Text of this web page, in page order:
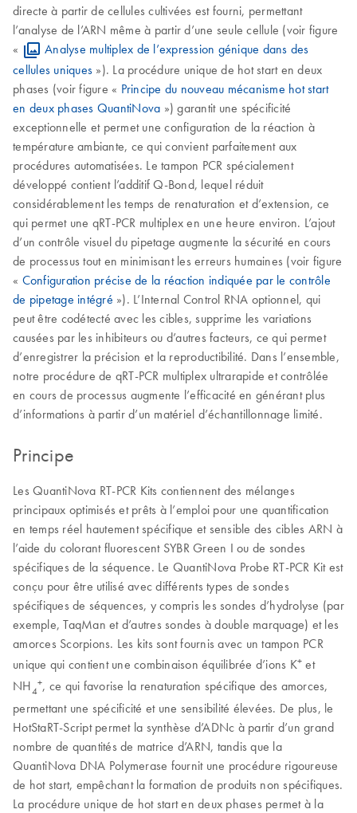
directe à partir de cellules cultivées est fourni, permettant
l’analyse de l’ARN même à partir d’une seule cellule (voir figure
«
Analyse multiplex de l’expression génique dans des
cellules uniques »). La procédure unique de hot start en deux
phases (voir figure « Principe du nouveau mécanisme hot start
en deux phases QuantiNova ») garantit une spécificité
exceptionnelle et permet une configuration de la réaction à
température ambiante, ce qui convient parfaitement aux
procédures automatisées. Le tampon PCR spécialement
développé contient l’additif Q-Bond, lequel réduit
considérablement les temps de renaturation et d’extension, ce
qui permet une qRT-PCR multiplex en une heure environ. L’ajout
d’un contrôle visuel du pipetage augmente la sécurité en cours
de processus tout en minimisant les erreurs humaines (voir figure
« Configuration précise de la réaction indiquée par le contrôle
de pipetage intégré »). L’Internal Control RNA optionnel, qui
peut être codétecté avec les cibles, supprime les variations
causées par les inhibiteurs ou d’autres facteurs, ce qui permet
d’enregistrer la précision et la reproductibilité. Dans l’ensemble,
notre procédure de qRT-PCR multiplex ultrarapide et contrôlée
en cours de processus augmente l’efficacité en générant plus
d’informations à partir d’un matériel d’échantillonnage limité.
Principe
Les QuantiNova RT-PCR Kits contiennent des mélanges
principaux optimisés et prêts à l’emploi pour une quantification
en temps réel hautement spécifique et sensible des cibles ARN à
l’aide du colorant fluorescent SYBR Green I ou de sondes
spécifiques de la séquence. Le QuantiNova Probe RT-PCR Kit est
conçu pour être utilisé avec différents types de sondes
spécifiques de séquences, y compris les sondes d’hydrolyse (par
exemple, TaqMan et d’autres sondes à double marquage) et les
amorces Scorpions. Les kits sont fournis avec un tampon PCR
unique qui contient une combinaison équilibrée d’ions K+ et
NH4
+, ce qui favorise la renaturation spécifique des amorces,
permettant une spécificité et une sensibilité élevées. De plus, le
HotStaRT-Script permet la synthèse d’ADNc à partir d’un grand
nombre de quantités de matrice d’ARN, tandis que la
QuantiNova DNA Polymerase fournit une procédure rigoureuse
de hot start, empêchant la formation de produits non spécifiques.
La procédure unique de hot start en deux phases permet à la